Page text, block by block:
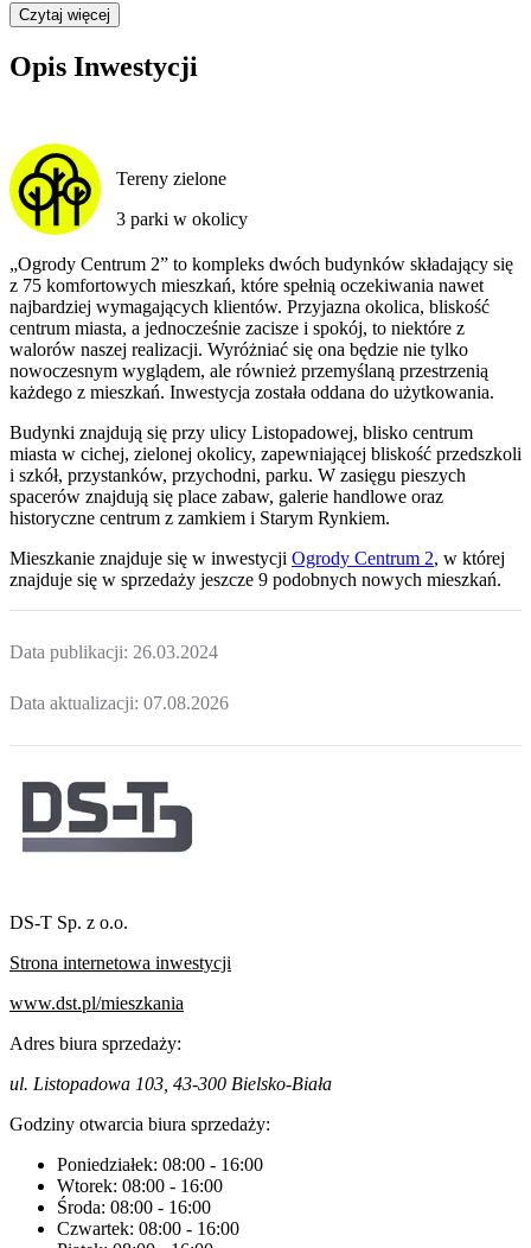
Czytaj więcej
Opis Inwestycji
Tereny zielone
3 parki w okolicy
„Ogrody Centrum 2” to kompleks dwóch budynków składający się
z 75 komfortowych mieszkań, które spełnią oczekiwania nawet
najbardziej wymagających klientów. Przyjazna okolica, bliskość
centrum miasta, a jednocześnie zacisze i spokój, to niektóre z
walorów naszej realizacji. Wyróżniać się ona będzie nie tylko
nowoczesnym wyglądem, ale również przemyślaną przestrzenią
każdego z mieszkań. Inwestycja została oddana do użytkowania.
Budynki znajdują się przy ulicy Listopadowej, blisko centrum
miasta w cichej, zielonej okolicy, zapewniającej bliskość przedszkoli
i szkół, przystanków, przychodni, parku. W zasięgu pieszych
spacerów znajdują się place zabaw, galerie handlowe oraz
historyczne centrum z zamkiem i Starym Rynkiem.
Mieszkanie znajduje się w inwestycji Ogrody Centrum 2, w której
znajduje się w sprzedaży jeszcze 9 podobnych nowych mieszkań.
Data publikacji: 26.03.2024
Data aktualizacji: 07.08.2026
DS-T Sp. z o.o.
Strona internetowa inwestycji
www.dst.pl/mieszkania
Adres biura sprzedaży:
ul. Listopadowa 103, 43-300 Bielsko-Biała
Godziny otwarcia biura sprzedaży:
Poniedziałek: 08:00 - 16:00
Wtorek: 08:00 - 16:00
Środa: 08:00 - 16:00
Czwartek: 08:00 - 16:00